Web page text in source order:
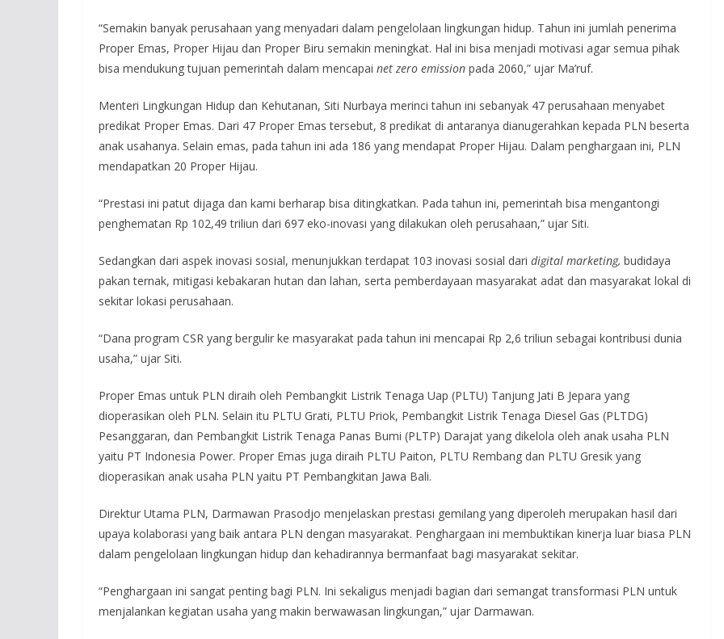
“Semakin banyak perusahaan yang menyadari dalam pengelolaan lingkungan hidup. Tahun ini jumlah penerima
Proper Emas, Proper Hijau dan Proper Biru semakin meningkat. Hal ini bisa menjadi motivasi agar semua pihak
bisa mendukung tujuan pemerintah dalam mencapai net zero emission pada 2060,” ujar Ma’ruf.
Menteri Lingkungan Hidup dan Kehutanan, Siti Nurbaya merinci tahun ini sebanyak 47 perusahaan menyabet
predikat Proper Emas. Dari 47 Proper Emas tersebut, 8 predikat di antaranya dianugerahkan kepada PLN beserta
anak usahanya. Selain emas, pada tahun ini ada 186 yang mendapat Proper Hijau. Dalam penghargaan ini, PLN
mendapatkan 20 Proper Hijau.
“Prestasi ini patut dijaga dan kami berharap bisa ditingkatkan. Pada tahun ini, pemerintah bisa mengantongi
penghematan Rp 102,49 triliun dari 697 eko-inovasi yang dilakukan oleh perusahaan,” ujar Siti.
Sedangkan dari aspek inovasi sosial, menunjukkan terdapat 103 inovasi sosial dari digital marketing, budidaya
pakan ternak, mitigasi kebakaran hutan dan lahan, serta pemberdayaan masyarakat adat dan masyarakat lokal di
sekitar lokasi perusahaan.
“Dana program CSR yang bergulir ke masyarakat pada tahun ini mencapai Rp 2,6 triliun sebagai kontribusi dunia
usaha,” ujar Siti.
Proper Emas untuk PLN diraih oleh Pembangkit Listrik Tenaga Uap (PLTU) Tanjung Jati B Jepara yang
dioperasikan oleh PLN. Selain itu PLTU Grati, PLTU Priok, Pembangkit Listrik Tenaga Diesel Gas (PLTDG)
Pesanggaran, dan Pembangkit Listrik Tenaga Panas Bumi (PLTP) Darajat yang dikelola oleh anak usaha PLN
yaitu PT Indonesia Power. Proper Emas juga diraih PLTU Paiton, PLTU Rembang dan PLTU Gresik yang
dioperasikan anak usaha PLN yaitu PT Pembangkitan Jawa Bali.
Direktur Utama PLN, Darmawan Prasodjo menjelaskan prestasi gemilang yang diperoleh merupakan hasil dari
upaya kolaborasi yang baik antara PLN dengan masyarakat. Penghargaan ini membuktikan kinerja luar biasa PLN
dalam pengelolaan lingkungan hidup dan kehadirannya bermanfaat bagi masyarakat sekitar.
“Penghargaan ini sangat penting bagi PLN. Ini sekaligus menjadi bagian dari semangat transformasi PLN untuk
menjalankan kegiatan usaha yang makin berwawasan lingkungan,” ujar Darmawan.